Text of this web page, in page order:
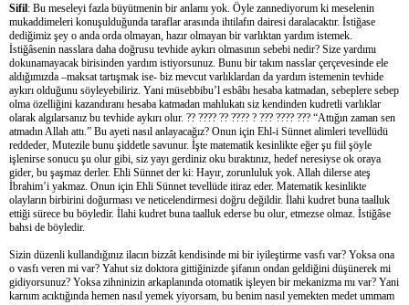
Sifil: Bu meseleyi fazla büyütmenin bir anlamı yok. Öyle zannediyorum ki meselenin
mukaddimeleri konuşulduğunda taraflar arasında ihtilafın dairesi daralacaktır. İstiğase
dediğimiz şey o anda orda olmayan, hazır olmayan bir varlıktan yardım istemek.
İstiğâsenin nasslara daha doğrusu tevhide aykırı olmasının sebebi nedir? Size yardımı
dokunamayacak birisinden yardım istiyorsunuz. Bunu bir takım nasslar çerçevesinde ele
aldığımızda –maksat tartışmak ise- biz mevcut varlıklardan da yardım istemenin tevhide
aykırı olduğunu söyleyebiliriz. Yani müsebbibu’l esbâbı hesaba katmadan, sebeplere sebep
olma özelliğini kazandıranı hesaba katmadan mahlukatı siz kendinden kudretli varlıklar
olarak algılarsanız bu tevhide aykırı olur. ?? ???? ?? ???? ? ??? ???? ??? “Attığın zaman sen
atmadın Allah attı.” Bu ayeti nasıl anlayacağız? Onun için Ehl-i Sünnet alimleri tevellüdü
reddeder, Mutezile bunu şiddetle savunur. İşte matematik kesinlikte eğer şu fiil şöyle
işlenirse sonucu şu olur gibi, siz yayı gerdiniz oku bıraktınız, hedef neresiyse ok oraya
gider, bu şaşmaz derler. Ehli Sünnet der ki: Hayır, zorunluluk yok. Allah dilerse ateş
İbrahim’i yakmaz. Onun için Ehli Sünnet tevellüde itiraz eder. Matematik kesinlikte
olayların birbirini doğurması ve neticelendirmesi doğru değildir. İlahi kudret buna taalluk
ettiği sürece bu böyledir. İlahi kudret buna taalluk ederse bu olur, etmezse olmaz. İstiğâse
bahsi de böyledir.
Sizin düzenli kullandığınız ilacın bizzât kendisinde mi bir iyileştirme vasfı var? Yoksa ona
o vasfı veren mi var? Yahut siz doktora gittiğinizde şifanın ondan geldiğini düşünerek mi
gidiyorsunuz? Yoksa zihninizin arkaplanında otomatik işleyen bir mekanizma mı var? Yani
karnım acıktığında hemen nasıl yemek yiyorsam, bu benim nasıl yemekten medet ummam